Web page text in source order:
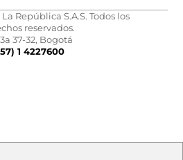
República S.A.S. Todos los
reservados.
37-32, Bogotá
1 4227600